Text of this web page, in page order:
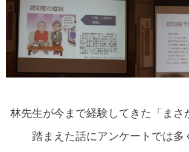
林先生が今まで経験してきた「まさ
踏まえた話にアンケートでは多